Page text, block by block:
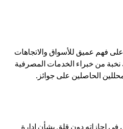
فهم عميق للأسواق والاتجاهات
من خبراء الخدمات المصرفية
الحاصلين على جوائز.